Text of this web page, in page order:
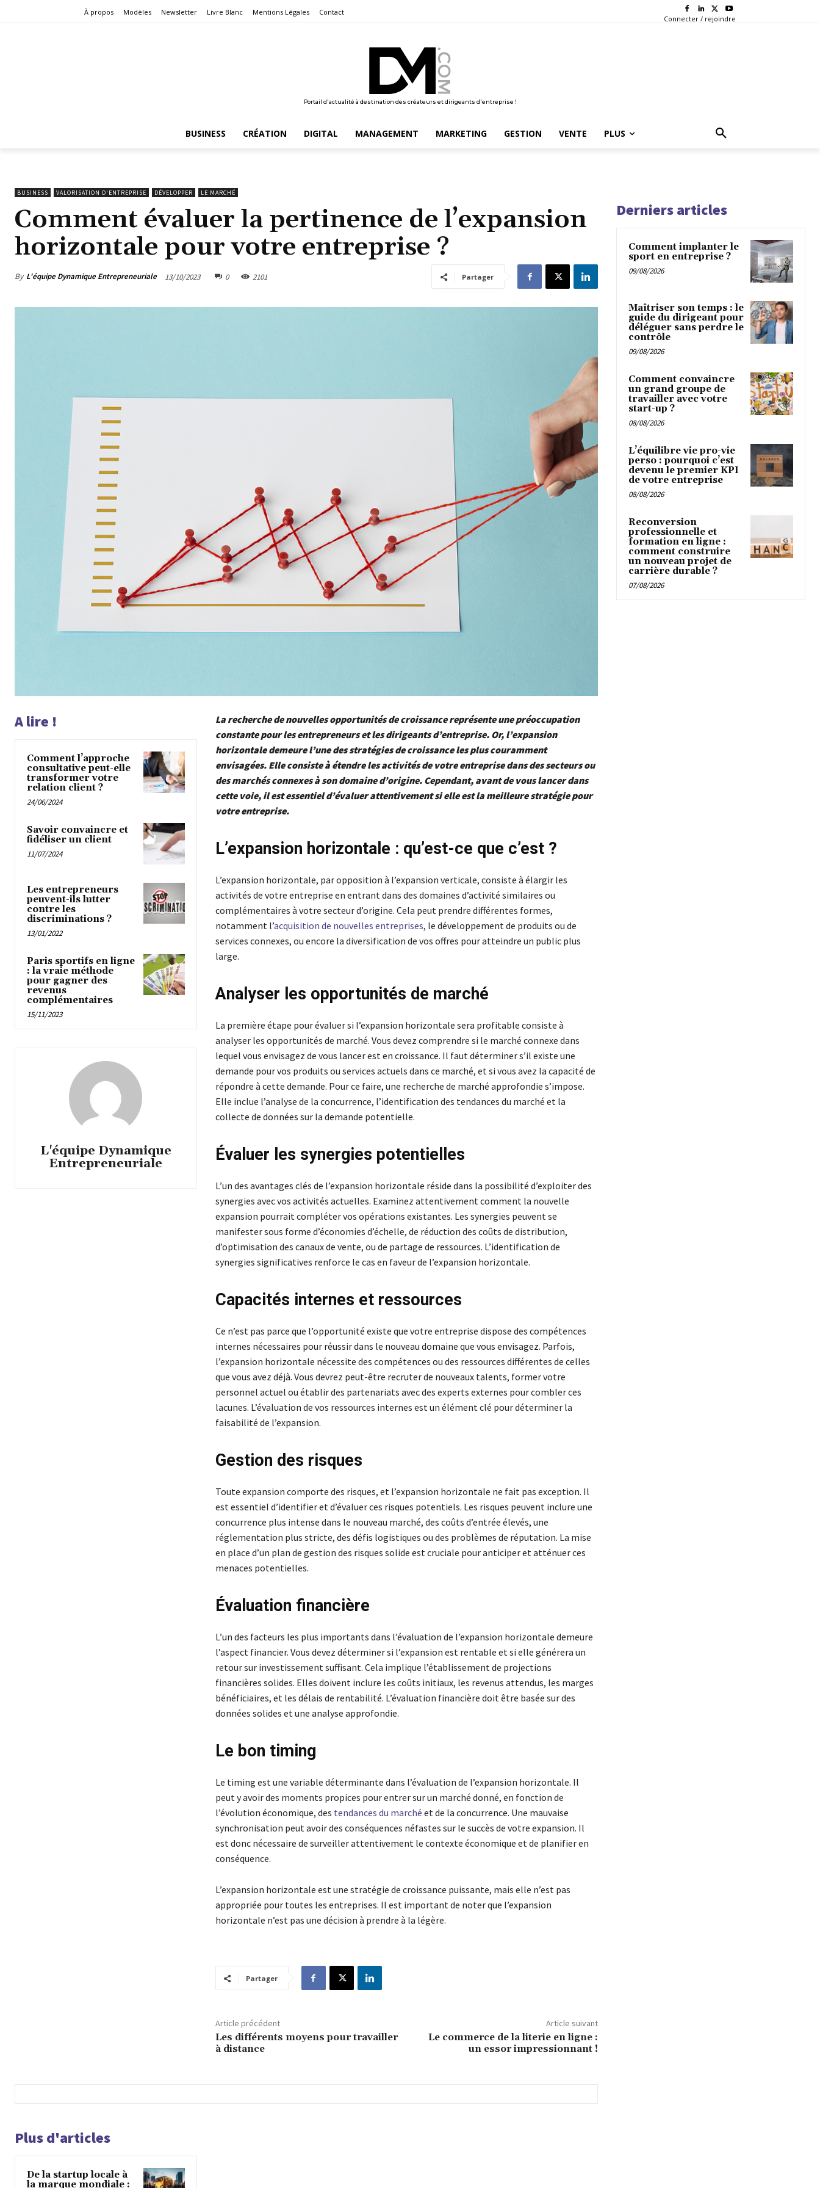
À propos Modèles Newsletter Livre Blanc Mentions Légales Contact
Connecter / rejoindre
Portail d'actualité à destination des créateurs et dirigeants d'entreprise !
BUSINESS CRÉATION DIGITAL MANAGEMENT MARKETING GESTION VENTE PLUS
BUSINESS VALORISATION D'ENTREPRISE DÉVELOPPER LE MARCHÉ
Comment évaluer la pertinence de l’expansion
horizontale pour votre entreprise ?
By L'équipe Dynamique Entrepreneuriale 13/10/2023 0 2101 Partager
A lire !
Comment l’approche
consultative peut-elle
transformer votre
relation client ?
24/06/2024
Savoir convaincre et
fidéliser un client
11/07/2024
Les entrepreneurs
peuvent-ils lutter
contre les
discriminations ?
13/01/2022
Paris sportifs en ligne
: la vraie méthode
pour gagner des
revenus
complémentaires
15/11/2023
L'équipe Dynamique
Entrepreneuriale
La recherche de nouvelles opportunités de croissance représente une préoccupation
constante pour les entrepreneurs et les dirigeants d’entreprise. Or, l’expansion
horizontale demeure l’une des stratégies de croissance les plus couramment
envisagées. Elle consiste à étendre les activités de votre entreprise dans des secteurs ou
des marchés connexes à son domaine d’origine. Cependant, avant de vous lancer dans
cette voie, il est essentiel d’évaluer attentivement si elle est la meilleure stratégie pour
votre entreprise.
L’expansion horizontale : qu’est-ce que c’est ?
L’expansion horizontale, par opposition à l’expansion verticale, consiste à élargir les
activités de votre entreprise en entrant dans des domaines d’activité similaires ou
complémentaires à votre secteur d’origine. Cela peut prendre différentes formes,
notamment l’acquisition de nouvelles entreprises, le développement de produits ou de
services connexes, ou encore la diversification de vos offres pour atteindre un public plus
large.
Analyser les opportunités de marché
La première étape pour évaluer si l’expansion horizontale sera profitable consiste à
analyser les opportunités de marché. Vous devez comprendre si le marché connexe dans
lequel vous envisagez de vous lancer est en croissance. Il faut déterminer s’il existe une
demande pour vos produits ou services actuels dans ce marché, et si vous avez la capacité de
répondre à cette demande. Pour ce faire, une recherche de marché approfondie s’impose.
Elle inclue l’analyse de la concurrence, l’identification des tendances du marché et la
collecte de données sur la demande potentielle.
Évaluer les synergies potentielles
L’un des avantages clés de l’expansion horizontale réside dans la possibilité d’exploiter des
synergies avec vos activités actuelles. Examinez attentivement comment la nouvelle
expansion pourrait compléter vos opérations existantes. Les synergies peuvent se
manifester sous forme d’économies d’échelle, de réduction des coûts de distribution,
d’optimisation des canaux de vente, ou de partage de ressources. L’identification de
synergies significatives renforce le cas en faveur de l’expansion horizontale.
Capacités internes et ressources
Ce n’est pas parce que l’opportunité existe que votre entreprise dispose des compétences
internes nécessaires pour réussir dans le nouveau domaine que vous envisagez. Parfois,
l’expansion horizontale nécessite des compétences ou des ressources différentes de celles
que vous avez déjà. Vous devrez peut-être recruter de nouveaux talents, former votre
personnel actuel ou établir des partenariats avec des experts externes pour combler ces
lacunes. L’évaluation de vos ressources internes est un élément clé pour déterminer la
faisabilité de l’expansion.
Gestion des risques
Toute expansion comporte des risques, et l’expansion horizontale ne fait pas exception. Il
est essentiel d’identifier et d’évaluer ces risques potentiels. Les risques peuvent inclure une
concurrence plus intense dans le nouveau marché, des coûts d’entrée élevés, une
réglementation plus stricte, des défis logistiques ou des problèmes de réputation. La mise
en place d’un plan de gestion des risques solide est cruciale pour anticiper et atténuer ces
menaces potentielles.
Évaluation financière
L’un des facteurs les plus importants dans l’évaluation de l’expansion horizontale demeure
l’aspect financier. Vous devez déterminer si l’expansion est rentable et si elle générera un
retour sur investissement suffisant. Cela implique l’établissement de projections
financières solides. Elles doivent inclure les coûts initiaux, les revenus attendus, les marges
bénéficiaires, et les délais de rentabilité. L’évaluation financière doit être basée sur des
données solides et une analyse approfondie.
Le bon timing
Le timing est une variable déterminante dans l’évaluation de l’expansion horizontale. Il
peut y avoir des moments propices pour entrer sur un marché donné, en fonction de
l’évolution économique, des tendances du marché et de la concurrence. Une mauvaise
synchronisation peut avoir des conséquences néfastes sur le succès de votre expansion. Il
est donc nécessaire de surveiller attentivement le contexte économique et de planifier en
conséquence.
L’expansion horizontale est une stratégie de croissance puissante, mais elle n’est pas
appropriée pour toutes les entreprises. Il est important de noter que l’expansion
horizontale n’est pas une décision à prendre à la légère.
Partager
Article précédent
Les différents moyens pour travailler
à distance
Article suivant
Le commerce de la literie en ligne :
un essor impressionnant !
Plus d'articles
De la startup locale à
la marque mondiale :
Derniers articles
Comment implanter le
sport en entreprise ?
09/08/2026
Maîtriser son temps : le
guide du dirigeant pour
déléguer sans perdre le
contrôle
09/08/2026
Comment convaincre
un grand groupe de
travailler avec votre
start-up ?
08/08/2026
L’équilibre vie pro-vie
perso : pourquoi c’est
devenu le premier KPI
de votre entreprise
08/08/2026
Reconversion
professionnelle et
formation en ligne :
comment construire
un nouveau projet de
carrière durable ?
07/08/2026